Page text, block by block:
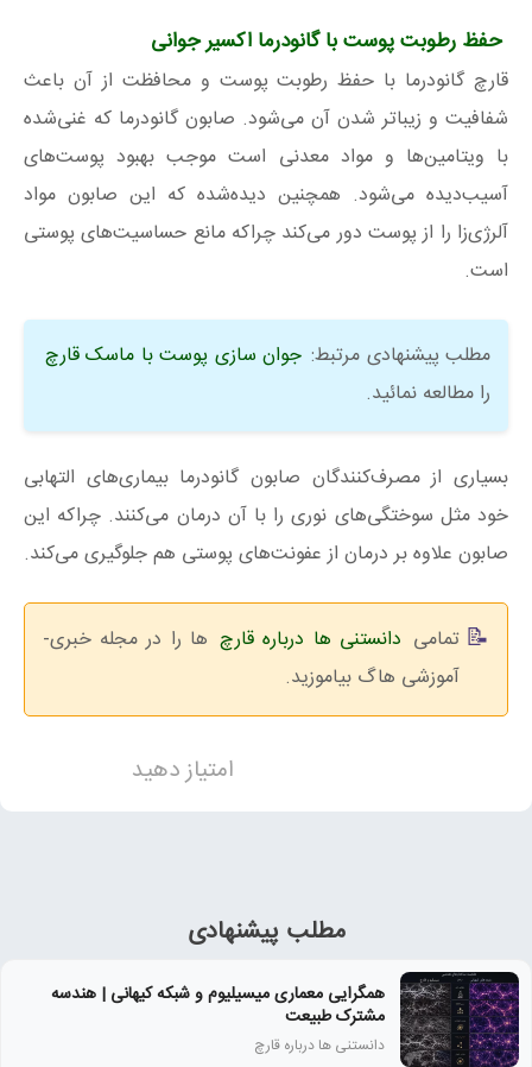
حفظ رطوبت پوست با گانودرما اکسیر جوانی
قارچ گانودرما با حفظ رطوبت پوست و محافظت از آن باعث
شفافیت و زیباتر شدن آن می‌شود. صابون گانودرما که غنی‌شده
با ویتامین‌ها و مواد معدنی است موجب بهبود پوست‌های
آسیب‌دیده می‌شود. همچنین دیده‌شده که این صابون مواد
آلرژی‌زا را از پوست دور می‌کند چراکه مانع حساسیت‌های پوستی
است.
مطلب پیشنهادی مرتبط: جوان سازی پوست با ماسک قارچ
را مطالعه نمائید.
بسیاری از مصرف‌کنندگان صابون گانودرما بیماری‌های التهابی
خود مثل سوختگی‌های نوری را با آن درمان می‌کنند. چراکه این
صابون علاوه بر درمان از عفونت‌های پوستی هم جلوگیری می‌کند.
تمامی دانستنی ها درباره قارچ ها را در مجله خبری-
آموزشی هاگ بیاموزید.
امتیاز دهید
مطلب پیشنهادی
همگرایی معماری میسیلیوم و شبکه کیهانی | هندسه
مشترک طبیعت
دانستنی ها درباره قارچ